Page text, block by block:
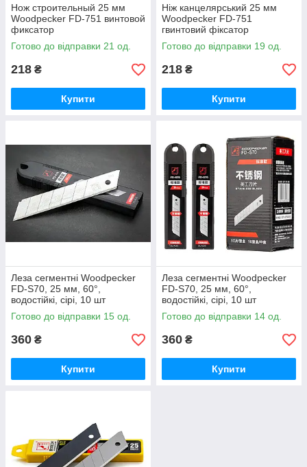
Нож строительный 25 мм
Woodpecker FD-751 винтовой
фиксатор
Готово до відправки 21 од.
218 ₴
Купити
Ніж канцелярський 25 мм
Woodpecker FD-751
гвинтовий фіксатор
Готово до відправки 19 од.
218 ₴
Купити
Леза сегментні Woodpecker
FD-S70, 25 мм, 60°,
водостійкі, сірі, 10 шт
Готово до відправки 15 од.
360 ₴
Купити
Леза сегментні Woodpecker
FD-S70, 25 мм, 60°,
водостійкі, сірі, 10 шт
Готово до відправки 14 од.
360 ₴
Купити